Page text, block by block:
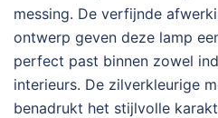
messing. De verfijnde
ontwerp geven deze lamp
perfect past binnen zowel
interieurs. De zilverkleurige
benadrukt het stijlvolle